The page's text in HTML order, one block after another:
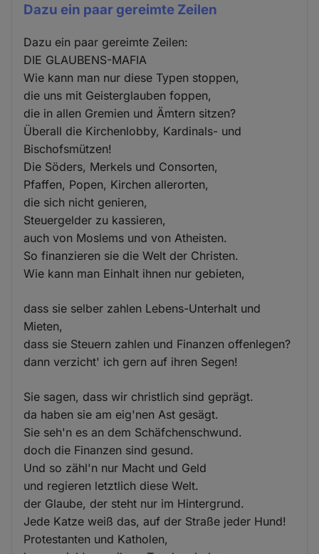
Dazu ein paar gereimte Zeilen
Dazu ein paar gereimte Zeilen:
DIE GLAUBENS-MAFIA
Wie kann man nur diese Typen stoppen,
die uns mit Geisterglauben foppen,
die in allen Gremien und Ämtern sitzen?
Überall die Kirchenlobby, Kardinals- und
Bischofsmützen!
Die Söders, Merkels und Consorten,
Pfaffen, Popen, Kirchen allerorten,
die sich nicht genieren,
Steuergelder zu kassieren,
auch von Moslems und von Atheisten.
So finanzieren sie die Welt der Christen.
Wie kann man Einhalt ihnen nur gebieten,
dass sie selber zahlen Lebens-Unterhalt und
Mieten,
dass sie Steuern zahlen und Finanzen offenlegen?
dann verzicht' ich gern auf ihren Segen!
Sie sagen, dass wir christlich sind geprägt.
da haben sie am eig'nen Ast gesägt.
Sie seh'n es an dem Schäfchenschwund.
doch die Finanzen sind gesund.
Und so zähl'n nur Macht und Geld
und regieren letztlich diese Welt.
der Glaube, der steht nur im Hintergrund.
Jede Katze weiß das, auf der Straße jeder Hund!
Protestanten und Katholen,